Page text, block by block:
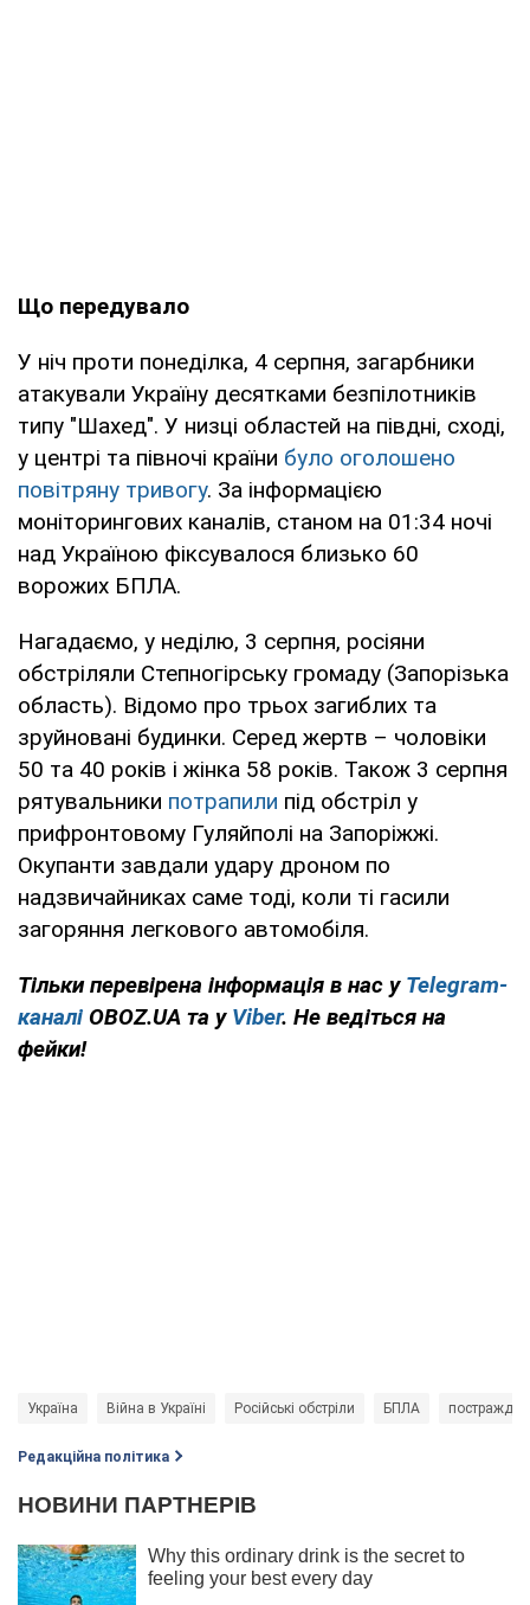
Що передувало
У ніч проти понеділка, 4 серпня, загарбники
атакували Україну десятками безпілотників
типу "Шахед". У низці областей на півдні, сході,
у центрі та півночі країни було оголошено
повітряну тривогу. За інформацією
моніторингових каналів, станом на 01:34 ночі
над Україною фіксувалося близько 60
ворожих БПЛА.
Нагадаємо, у неділю, 3 серпня, росіяни
обстріляли Степногірську громаду (Запорізька
область). Відомо про трьох загиблих та
зруйновані будинки. Серед жертв – чоловіки
50 та 40 років і жінка 58 років. Також 3 серпня
рятувальники потрапили під обстріл у
прифронтовому Гуляйполі на Запоріжжі.
Окупанти завдали удару дроном по
надзвичайниках саме тоді, коли ті гасили
загоряння легкового автомобіля.
Тільки перевірена інформація в нас у Telegram-
каналі OBOZ.UA та у Viber. Не ведіться на
фейки!
Україна Війна в Україні Російські обстріли БПЛА
Редакційна політика